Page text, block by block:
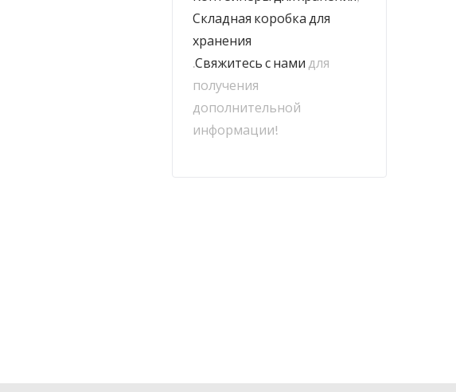
Складная коробка для
хранения
.Свяжитесь с нами для
получения
дополнительной
информации!